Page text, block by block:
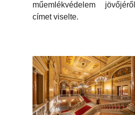
műemlékvédelem jövőjéről
címet viselte.